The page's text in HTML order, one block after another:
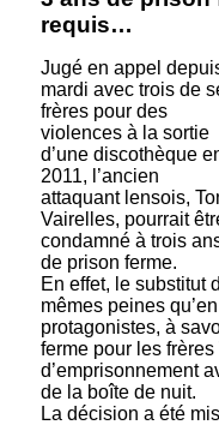
requis…
Jugé en appel
mardi avec trois de
frères pour des
violences à la sortie
d’une discothèque
2011, l’ancien
attaquant lensois,
Vairelles, pourrait
condamné à trois
de prison ferme.
En effet, le substitut
mêmes peines qu’en
protagonistes, à
ferme pour les
d’emprisonnement
de la boîte de nuit.
La décision a été